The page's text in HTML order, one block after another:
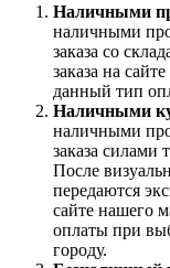
Наличными
наличными
заказа со
заказа на
данный тип
Наличными
наличными
заказа силами
После
передаются
сайте нашего
оплаты при
городу.